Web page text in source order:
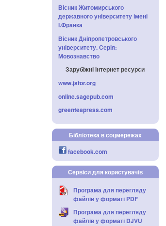
Вісник Житомирського
державного університету імені
І.Франка
Вісник Дніпропетровського
університету. Серія:
Мовознавство
Зарубіжні інтернет ресурси
www.jstor.org
online.sagepub.com
greenteapress.com
Бібліотека в соцмережах
facebook.com
Сервіси для користувачів
Програма для перегляду
файлів у форматі PDF
Програма для перегляду
файлів у форматі DJVU